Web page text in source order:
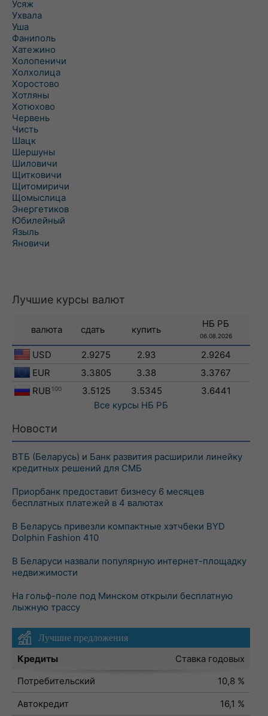
Усяж
Ухвала
Уша
Фаниполь
Хатежино
Холопеничи
Холхолица
Хоростово
Хотляны
Хотюхово
Червень
Чисть
Шацк
Шершуны
Шиловичи
Щитковичи
Щитомиричи
Щомыслица
Энергетиков
Юбилейный
Языль
Яновичи
Лучшие курсы валют
валюта сдать купить
НБ РБ
06.08.2026
USD 2.9275 2.93
2.9264
EUR
3.3805 3.38
3.3767
RUB 100 3.5125 3.5345
3.6441
Все курсы НБ РБ
Новости
ВТБ (Беларусь) и Банк развития расширили линейку
кредитных решений для СМБ
Приорбанк предоставит бизнесу 6 месяцев
бесплатных платежей в 4 валютах
В Беларусь привезли компактные хэтчбеки BYD
Dolphin Fashion 410
В Беларуси назвали популярную интернет-площадку
недвижимости
На гольф-поле под Минском открыли бесплатную
лыжную трассу
Лучшие предложения
Кредиты
Ставка годовых
Потребительский
10,8 %
Автокредит
16,1 %